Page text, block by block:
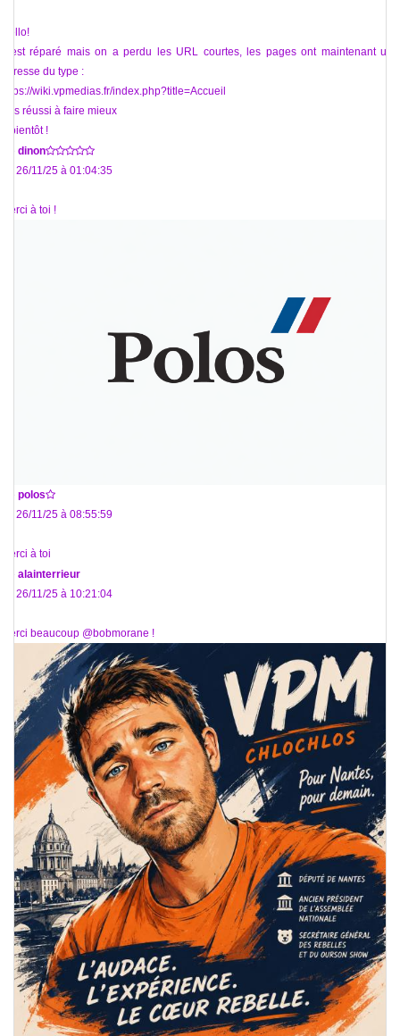
Hello!
C'est réparé mais on a perdu les URL courtes, les pages ont maintenant une
adresse du type :
https://wiki.vpmedias.fr/index.php?title=Accueil
Pas réussi à faire mieux
A bientôt !
dinon
Le 26/11/25 à 01:04:35
Merci à toi !
polos
Le 26/11/25 à 08:55:59
Merci à toi
alainterrieur
Le 26/11/25 à 10:21:04
Merci beaucoup @bobmorane !